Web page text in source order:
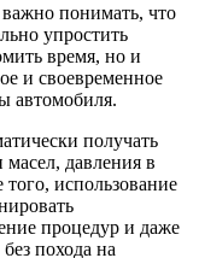
важно понимать, что
упростить
время, но и
и своевременное
автомобиля.
получать
давления в
использование
процедур и даже
похода на